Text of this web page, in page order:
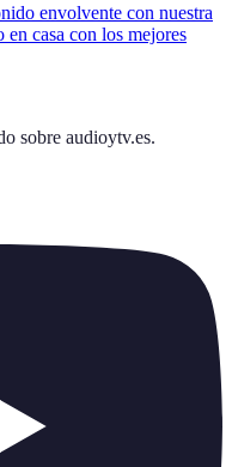
envolvente con nuestra
casa con los mejores
sobre audioytv.es.